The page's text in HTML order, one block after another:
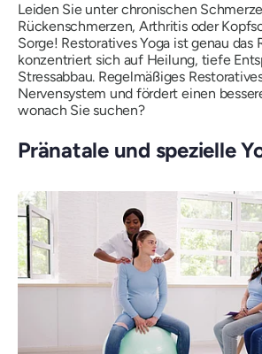
Leiden Sie unter chronischen
Rückenschmerzen, Arthritis oder
Sorge! Restoratives Yoga ist genau das
konzentriert sich auf Heilung, tiefe
Stressabbau. Regelmäßiges
Nervensystem und fördert einen
wonach Sie suchen?
Pränatale und spezielle